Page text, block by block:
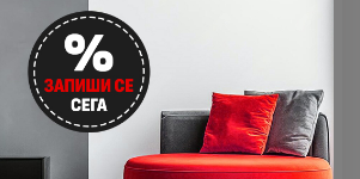
на въздуха
климатиците включват
на въздуха, което може
на въздуха в